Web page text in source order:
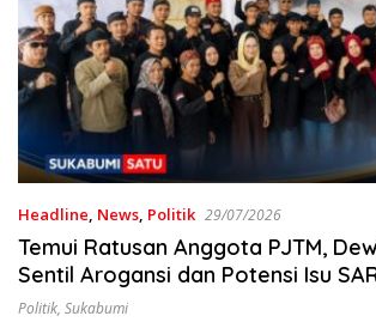
Headline, News, Politik 29/07/2026
Temui Ratusan Anggota PJTM,
Sentil Arogansi dan Potensi Isu
Ormas
Politik, Sukabumi